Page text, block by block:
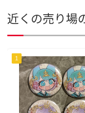
近くの売り場